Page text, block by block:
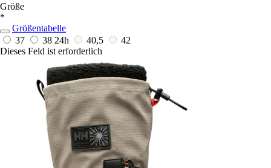
Größe
*
Größentabelle
37
38 24h 40,5
42
Dieses Feld ist erforderlich